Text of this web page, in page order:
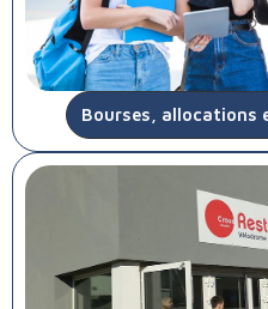
Bourses, allocations